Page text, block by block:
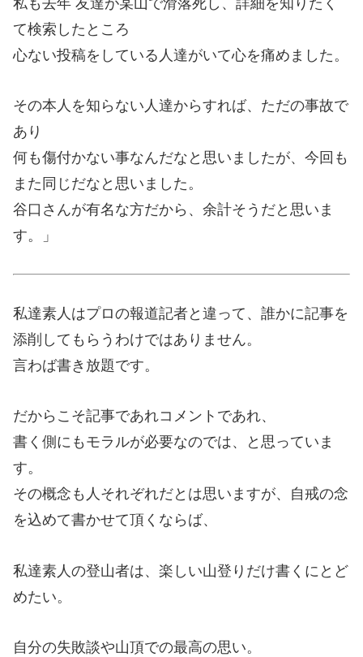
て検索したところ
心ない投稿をしている人達がいて心を痛めました。
その本人を知らない人達からすれば、ただの事故で
あり
何も傷付かない事なんだなと思いましたが、今回も
また同じだなと思いました。
谷口さんが有名な方だから、余計そうだと思いま
す。」
私達素人はプロの報道記者と違って、誰かに記事を
添削してもらうわけではありません。
言わば書き放題です。
だからこそ記事であれコメントであれ、
書く側にもモラルが必要なのでは、と思っていま
す。
その概念も人それぞれだとは思いますが、自戒の念
を込めて書かせて頂くならば、
私達素人の登山者は、楽しい山登りだけ書くにとど
めたい。
自分の失敗談や山頂での最高の思い。